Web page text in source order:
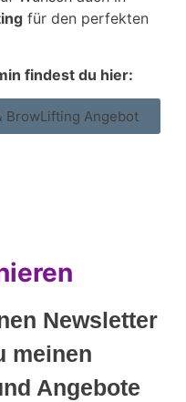
für den perfekten
findest du hier:
BrowLifting Angebot
Newsletter
meinen
Angebote